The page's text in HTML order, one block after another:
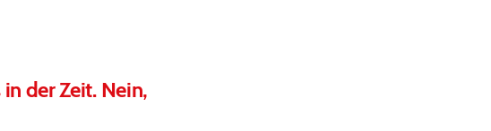
der Zeit. Nein,